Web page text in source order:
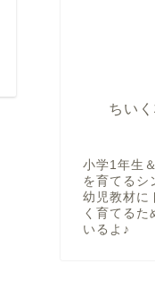
ちい
小学1年生
を育てるシ
幼児教材に
く育てるた
いるよ♪